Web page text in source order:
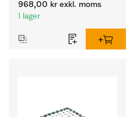
968,00 kr exkl. moms
I lager